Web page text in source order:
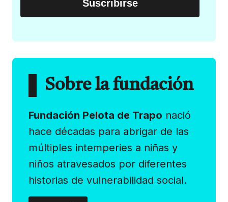
Sobre la fundación
Fundación Pelota de Trapo nació
hace décadas para abrigar de las
múltiples intemperies a niñas y
niños atravesados por diferentes
historias de vulnerabilidad social.